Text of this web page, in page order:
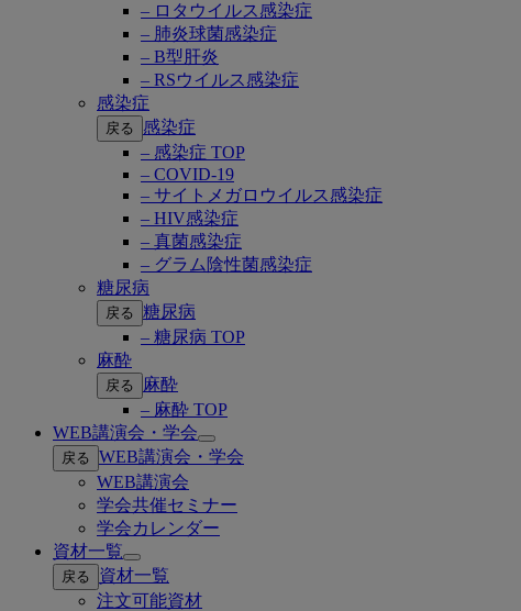
– ロタウイルス感染症
– 肺炎球菌感染症
– B型肝炎
– RSウイルス感染症
感染症
戻る
感染症
– 感染症 TOP
– COVID-19
– サイトメガロウイルス感染症
– HIV感染症
– 真菌感染症
– グラム陰性菌感染症
糖尿病
戻る 糖尿病
– 糖尿病 TOP
麻酔
戻る
麻酔
– 麻酔 TOP
WEB講演会・学会
Open
submenu
戻る WEB講演会・学会
WEB講演会
学会共催セミナー
学会カレンダー
資材一覧
Open
submenu
戻る
資材一覧
注文可能資材